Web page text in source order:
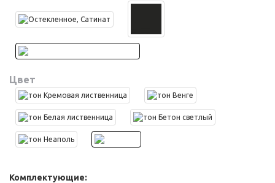
Цвет
Комплектующие: